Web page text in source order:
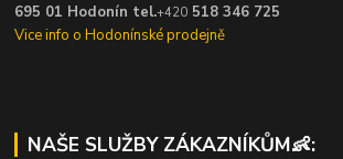
695 01 Hodonín tel.+420 518 346 725
Vice info o Hodonínské prodejně
NAŠE SLUŽBY ZÁKAZNÍKŮM👶: